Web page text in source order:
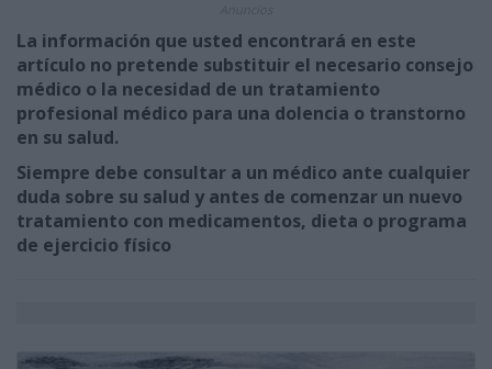
La información que usted encontrará en este
artículo no pretende substituir el necesario consejo
médico o la necesidad de un tratamiento
profesional médico para una dolencia o transtorno
en su salud.
Siempre debe consultar a un médico ante cualquier
duda sobre su salud y antes de comenzar un nuevo
tratamiento con medicamentos, dieta o programa
de ejercicio físico